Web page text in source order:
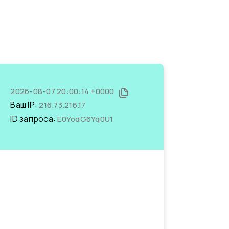
2026-08-07 20:00:14 +0000
Ваш IP:216.73.216.17
ID запроса:E0YodG6Yq0U1